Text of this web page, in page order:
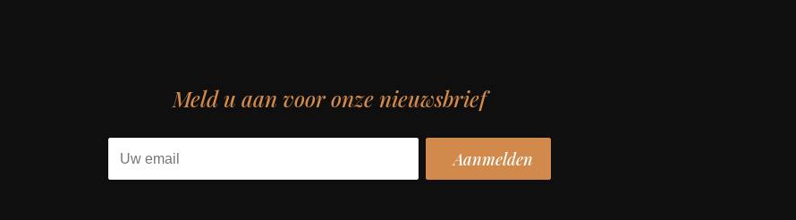
Meld u aan voor onze nieuwsbrief